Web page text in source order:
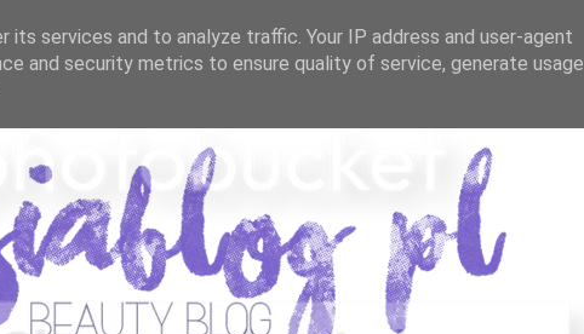
services and to analyze traffic. Your IP address and user-agent
and security metrics to ensure quality of service, generate usage